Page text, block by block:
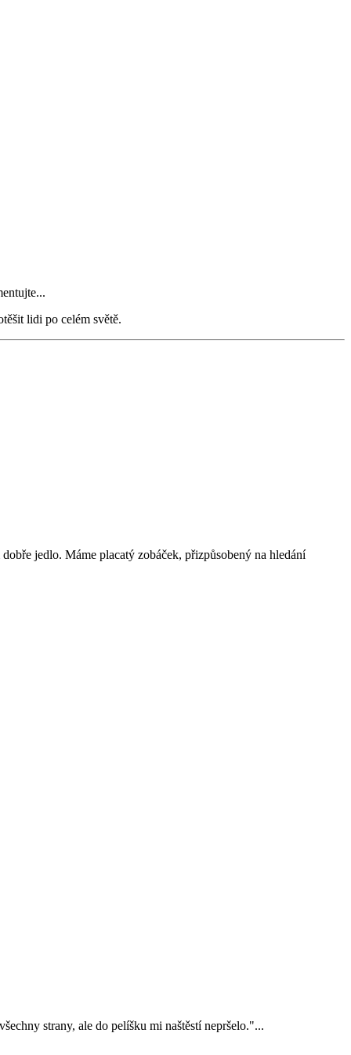
lidi po celém světě.
jedlo. Máme placatý zobáček, přizpůsobený na hledání
strany, ale do pelíšku mi naštěstí nepršelo."...